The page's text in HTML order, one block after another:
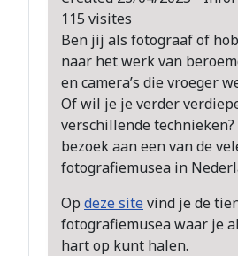
115 visites
Ben jij als fotograaf of
naar het werk van
en camera’s die vroeger
Of wil je je verder
verschillende
bezoek aan een van de
fotografiemusea in
Op deze sitevind je de
fotografiemusea waar je
hart op kunt halen.